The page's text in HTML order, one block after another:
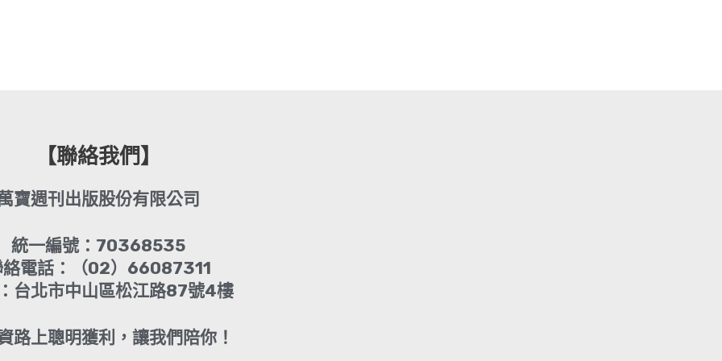
【聯絡我們】
寶週刊出版股份有限公司
統一編號：70368535
絡電話：（02）66087311
台北市中山區松江路87號4樓
路上聰明獲利，讓我們陪你！